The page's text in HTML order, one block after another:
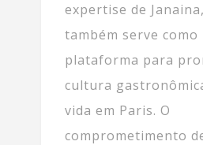
expertise de
também serve como
plataforma para
cultura
vida em Paris. O
comprometimento